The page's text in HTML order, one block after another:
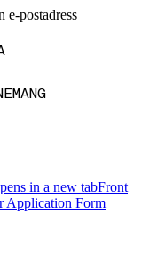
e-postadress
in a new tabFront
Application Form